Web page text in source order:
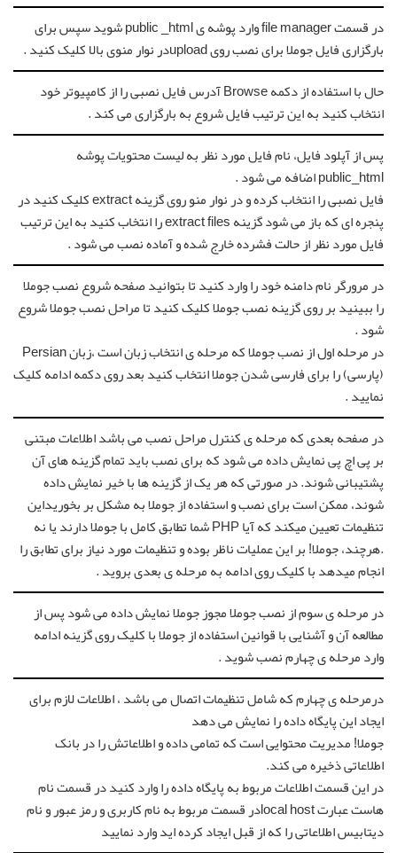
در قسمت file manager وارد پوشه ی public _html شوید سپس برای
بارگزاری فایل جوملا برای نصب روی uploadدر نوار منوی بالا کلیک کنید .
حال با استفاده از دکمه Browse آدرس فایل نصبی را از کامپیوتر خود
انتخاب کنید به این ترتیب فایل شروع به بارگزاری می کند .
پس از آپلود فایل، نام فایل مورد نظر به لیست محتویات پوشه
public_html اضافه می شود .
فایل نصبی را انتخاب کرده و در نوار منو روی گزینه extract کلیک کنید در
پنجره ای که باز می شود گزینه extract files را انتخاب کنید به این ترتیب
فایل مورد نظر از حالت فشرده خارج شده و آماده نصب می شود .
در مرورگر نام دامنه خود را وارد کنید تا بتوانید صفحه شروع نصب جوملا
را ببینید بر روی گزینه نصب جوملا کلیک کنید تا مراحل نصب جوملا شروع
شود .
در مرحله اول از نصب جوملا که مرحله ی انتخاب زبان است ،زبان Persian
(پارسی) را برای فارسی شدن جوملا انتخاب کنید بعد روی دکمه ادامه کلیک
نمایید .
در صفحه بعدی که مرحله ی کنترل مراحل نصب می باشد اطلاعات مبتنی
بر پی اچ پی نمایش داده می شود که برای نصب باید تمام گزینه های آن
پشتیبانی شوند. در صورتی که هر یک از گزینه ها با خیر نمایش داده
شوند، ممکن است برای نصب و استفاده از جوملا به مشکل بر بخوریداین
تنظیمات تعیین میکند که آیا PHP شما تطابق کامل با جوملا دارند یا نه
.هرچند، جوملا! بر این عملیات ناظر بوده و تنظیمات مورد نیاز برای تطابق را
انجام میدهد با کلیک روی ادامه به مرحله ی بعدی بروید .
در مرحله ی سوم از نصب جوملا مجوز جوملا نمایش داده می شود پس از
مطالعه آن و آشنایی با قوانین استفاده از جوملا با کلیک روی گزینه ادامه
وارد مرحله ی چهارم نصب شوید .
درمرحله ی چهارم که شامل تنظیمات اتصال می باشد ، اطلاعات لازم برای
ایجاد این پایگاه داده را نمایش می دهد
جوملا! مدیریت محتوایی است که تمامی داده و اطلاعاتش را در بانک
اطلاعاتی ذخیره می کند.
در این قسمت اطلاعات مربوط به پایگاه داده را وارد کنید در قسمت نام
هاست عبارت local hostدر قسمت مربوط به نام کاربری و رمز عبور و نام
دیتابیس اطلاعاتی را که از قبل ایجاد کرده اید وارد نمایید